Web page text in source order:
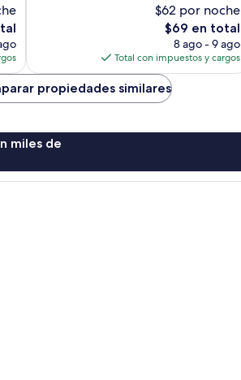
$62 por noche
El
precio
actual
es
de
$69
$69 en total
8 ago - 9 ago
Total con impuestos y cargos
propiedades similares
miles de